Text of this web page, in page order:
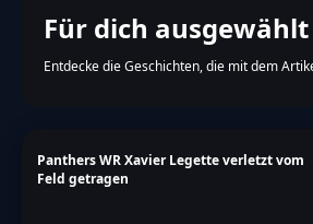
Für dich ausgewählt
Entdecke die Geschichten, die mit dem
Panthers WR Xavier Legette verletzt vom
Feld getragen